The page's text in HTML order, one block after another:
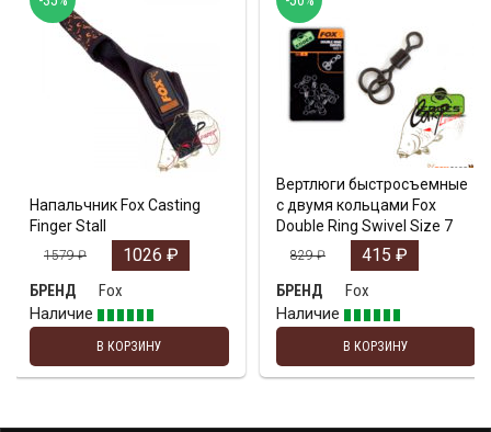
Напальчник Fox Casting
Finger Stall
1579₽ 1026 ₽
БРЕНД
Fox
Наличие
В КОРЗИНУ
Вертлюги быстросъемные
с двумя кольцами Fox
Double Ring Swivel Size 7
829₽ 415 ₽
БРЕНД
Fox
Наличие
В КОРЗИНУ